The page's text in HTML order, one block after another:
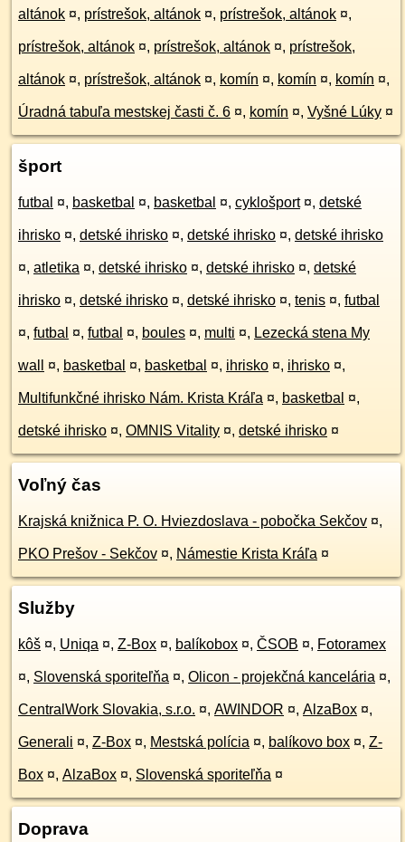
altánok ¤, prístrešok, altánok ¤, prístrešok, altánok ¤,
prístrešok, altánok ¤, prístrešok, altánok ¤, prístrešok,
altánok ¤, prístrešok, altánok ¤, komín ¤, komín ¤, komín ¤,
Úradná tabuľa mestskej časti č. 6 ¤, komín ¤, Vyšné Lúky ¤
šport
futbal ¤, basketbal ¤, basketbal ¤, cyklošport ¤, detské
ihrisko ¤, detské ihrisko ¤, detské ihrisko ¤, detské ihrisko
¤, atletika ¤, detské ihrisko ¤, detské ihrisko ¤, detské
ihrisko ¤, detské ihrisko ¤, detské ihrisko ¤, tenis ¤, futbal
¤, futbal ¤, futbal ¤, boules ¤, multi ¤, Lezecká stena My
wall ¤, basketbal ¤, basketbal ¤, ihrisko ¤, ihrisko ¤,
Multifunkčné ihrisko Nám. Krista Kráľa ¤, basketbal ¤,
detské ihrisko ¤, OMNIS Vitality ¤, detské ihrisko ¤
Voľný čas
Krajská knižnica P. O. Hviezdoslava - pobočka Sekčov ¤,
PKO Prešov - Sekčov ¤, Námestie Krista Kráľa ¤
Služby
kôš ¤, Uniqa ¤, Z-Box ¤, balíkobox ¤, ČSOB ¤, Fotoramex
¤, Slovenská sporiteľňa ¤, Olicon - projekčná kancelária ¤,
CentralWork Slovakia, s.r.o. ¤, AWINDOR ¤, AlzaBox ¤,
Generali ¤, Z-Box ¤, Mestská polícia ¤, balíkovo box ¤, Z-
Box ¤, AlzaBox ¤, Slovenská sporiteľňa ¤
Doprava